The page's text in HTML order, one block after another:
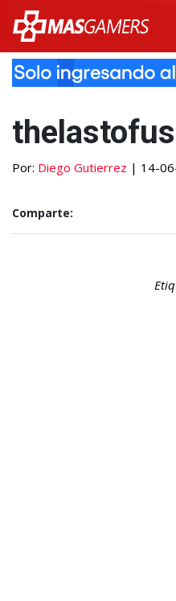
thelastofus
Por: Diego Gutierrez | 14-
Comparte: